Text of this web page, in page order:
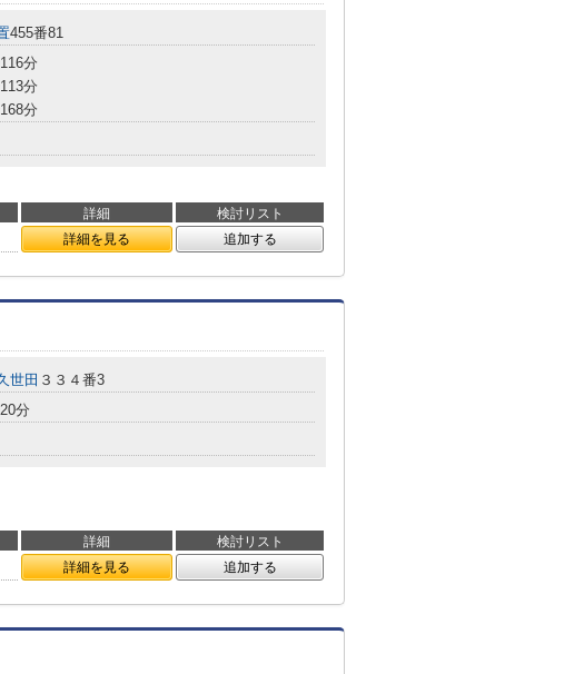
455番81
分
分
分
詳細
検討リスト
詳細を見る 追加する
世田 ３３４番3
分
詳細
検討リスト
詳細を見る 追加する